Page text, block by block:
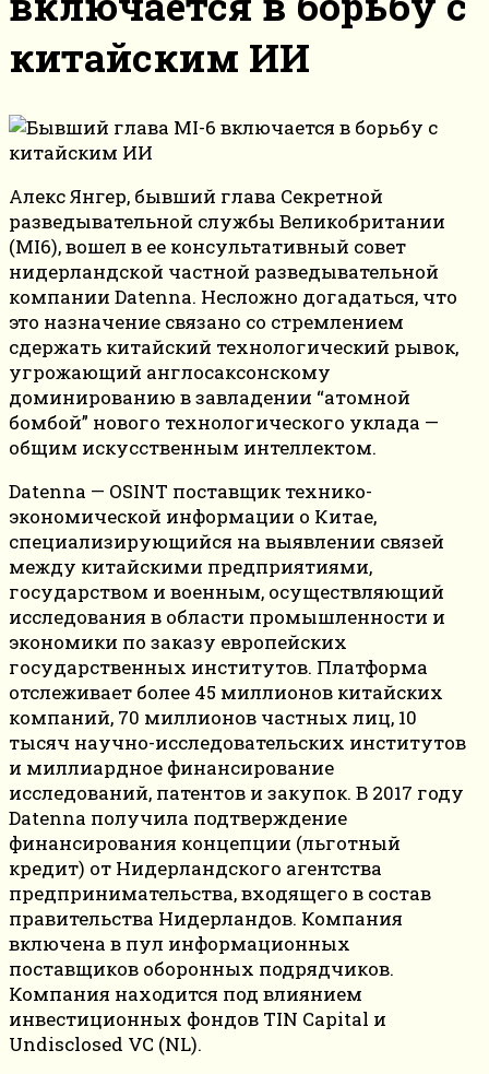
китайским ИИ
Алекс Янгер, бывший глава Секретной
разведывательной службы Великобритании
(MI6), вошел в ее консультативный совет
нидерландской частной разведывательной
компании Datenna. Несложно догадаться, что
это назначение связано со стремлением
сдержать китайский технологический рывок,
угрожающий англосаксонскому
доминированию в завладении “атомной
бомбой” нового технологического уклада —
общим искусственным интеллектом.
Datenna — OSINT поставщик технико-
экономической информации о Китае,
специализирующийся на выявлении связей
между китайскими предприятиями,
государством и военным, осуществляющий
исследования в области промышленности и
экономики по заказу европейских
государственных институтов. Платформа
отслеживает более 45 миллионов китайских
компаний, 70 миллионов частных лиц, 10
тысяч научно-исследовательских институтов
и миллиардное финансирование
исследований, патентов и закупок. В 2017 году
Datenna получила подтверждение
финансирования концепции (льготный
кредит) от Нидерландского агентства
предпринимательства, входящего в состав
правительства Нидерландов. Компания
включена в пул информационных
поставщиков оборонных подрядчиков.
Компания находится под влиянием
инвестиционных фондов TIN Capital и
Undisclosed VC (NL).